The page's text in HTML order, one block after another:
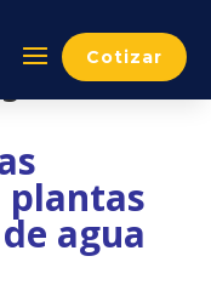
Cotizar
plantas
agua